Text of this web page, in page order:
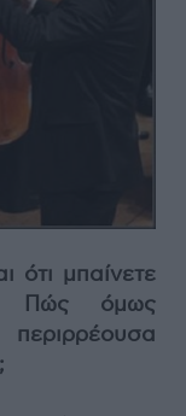
ότι μπαίνετε
Πώς όμως